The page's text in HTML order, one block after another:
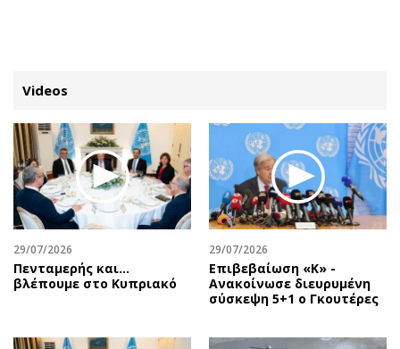
ΚΑΤΗΓΟΡΙΕΣ ΣΥΝΔΕΣΗ
Κύπρος
Παιδεία
Υγεία
Πολιτική
Βουλευτικές 2026
Προεδρικές 2023
Απόψεις
Αρθρογραφία
The Hill
Υγεία
Αγγελίες
Πωλούνται
Videos
29/07/2026
Πενταμερής και…
βλέπουμε στο Κυπριακό
29/07/2026
Επιβεβαίωση «Κ» -
Ανακοίνωσε διευρυμένη
σύσκεψη 5+1 ο Γκουτέρες